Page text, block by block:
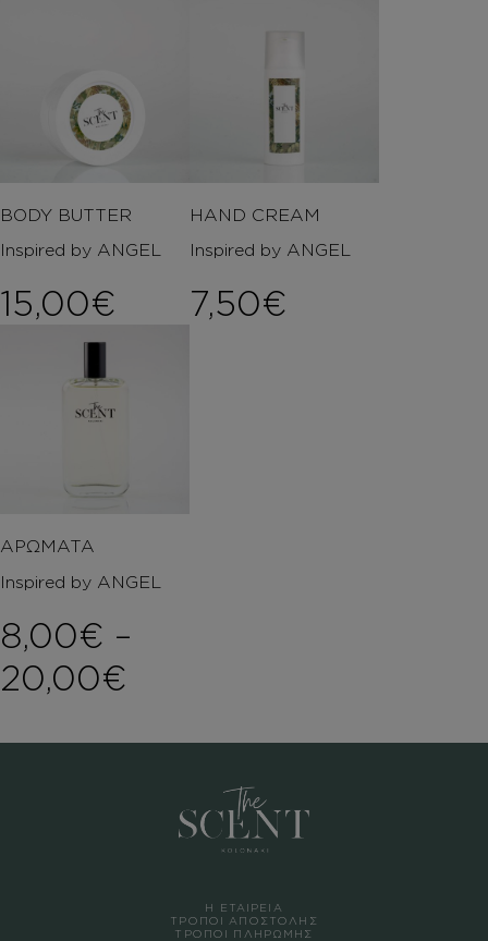
BODY BUTTER
Inspired by ANGEL
15,00€
HAND CREAM
Inspired by ANGEL
7,50€
ΑΡΩΜΑΤΑ
Inspired by ANGEL
8,00€ –
20,00€
Η ΕΤΑΙΡΕΙΑ
ΤΡΟΠΟΙ ΑΠΟΣΤΟΛΗΣ
ΤΡΟΠΟΙ ΠΛΗΡΩΜΗΣ